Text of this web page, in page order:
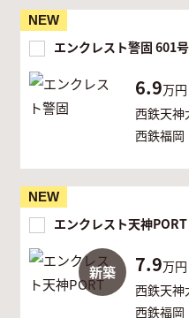
NEW
エンクレスト警固 601
6.9万円
西鉄天神
西鉄福岡
NEW
新築
エンクレスト天神
7.9万円
西鉄天神
西鉄福岡